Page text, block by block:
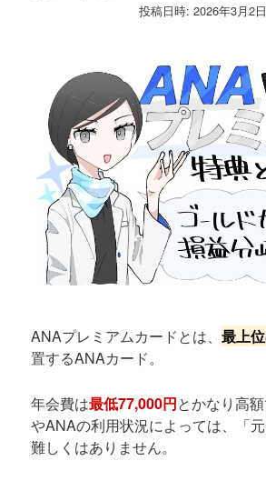
投稿日時:2026年3月2日
ANAプレミアムカードとは、最上
置するANAカード。
年会費は最低77,000円とかなり高
やANAの利用状況によっては、「
難しくはありません。